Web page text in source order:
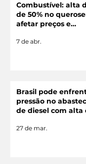
Combustível: alta
de 50% no
afetar preços e
7 de abr.
Brasil pode
pressão no
de diesel com alta
27 de mar.